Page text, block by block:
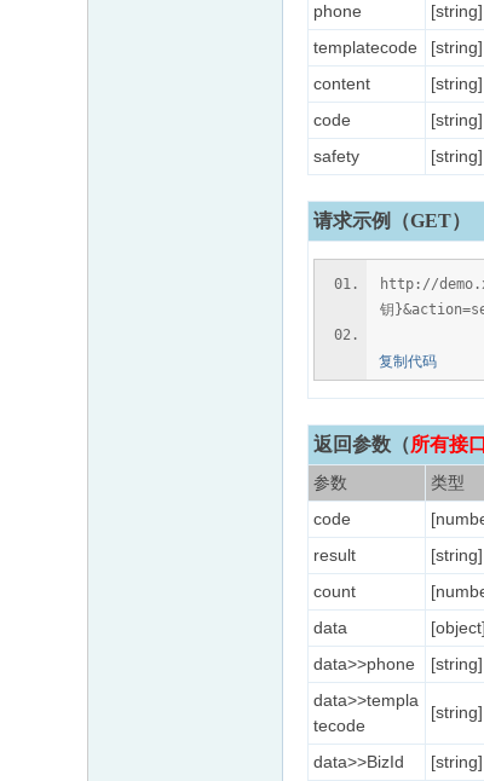
phone
[string]
templatecode
[string]
content
[string]
code
[string]
safety
[string]
请求示例（GET）
http://
钥
复制代码
返回参数 （所有接
参数 类型
code
result
[string]
count
data
[object]
data>>phone
[string]
data>>templa
tecode
[string]
data>>BizId [string]